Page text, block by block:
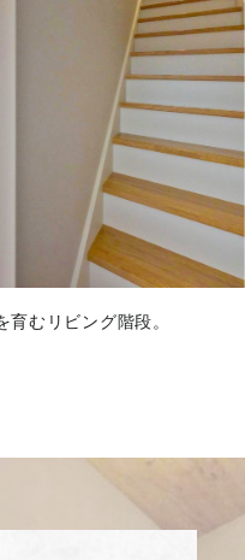
むリビング階段。